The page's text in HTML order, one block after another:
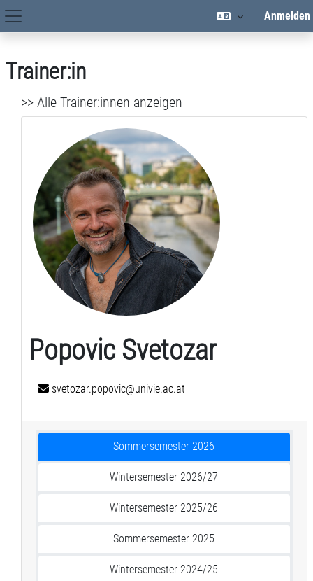
Zum Hauptinhalt
Hauptnavigation
Anmelden
Trainer:in
>> Alle Trainer:innen anzeigen
Popovic Svetozar
svetozar.popovic@univie.ac.at
Sommersemester 2026
Wintersemester 2026/27
Wintersemester 2025/26
Sommersemester 2025
Wintersemester 2024/25